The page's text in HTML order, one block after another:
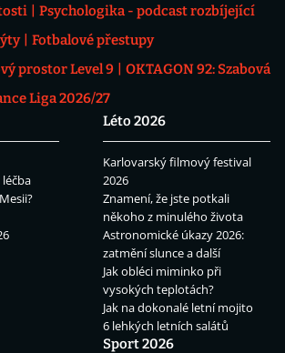
Psychologika - podcast rozbíjející
Fotbalové přestupy
prostor Level 9
OKTAGON 92: Szabová
Liga 2026/27
Léto 2026
Karlovarský filmový festival
2026
Znamení, že jste potkali
někoho z minulého života
Astronomické úkazy 2026:
zatmění slunce a další
Jak obléci miminko při
vysokých teplotách?
Jak na dokonalé letní mojito
6 lehkých letních salátů
Sport 2026